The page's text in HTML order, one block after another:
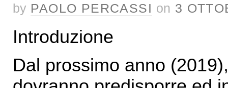
by PAOLO PERCASSI on 3
Introduzione
Dal prossimo anno